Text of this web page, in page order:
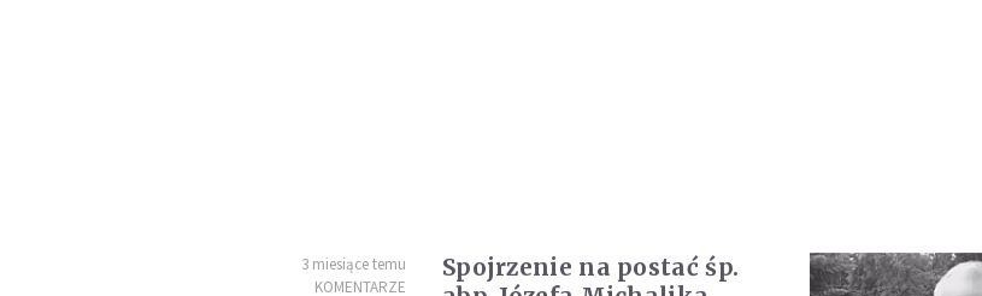
3 miesiące temu
KOMENTARZE
Spojrzenie na postać śp.